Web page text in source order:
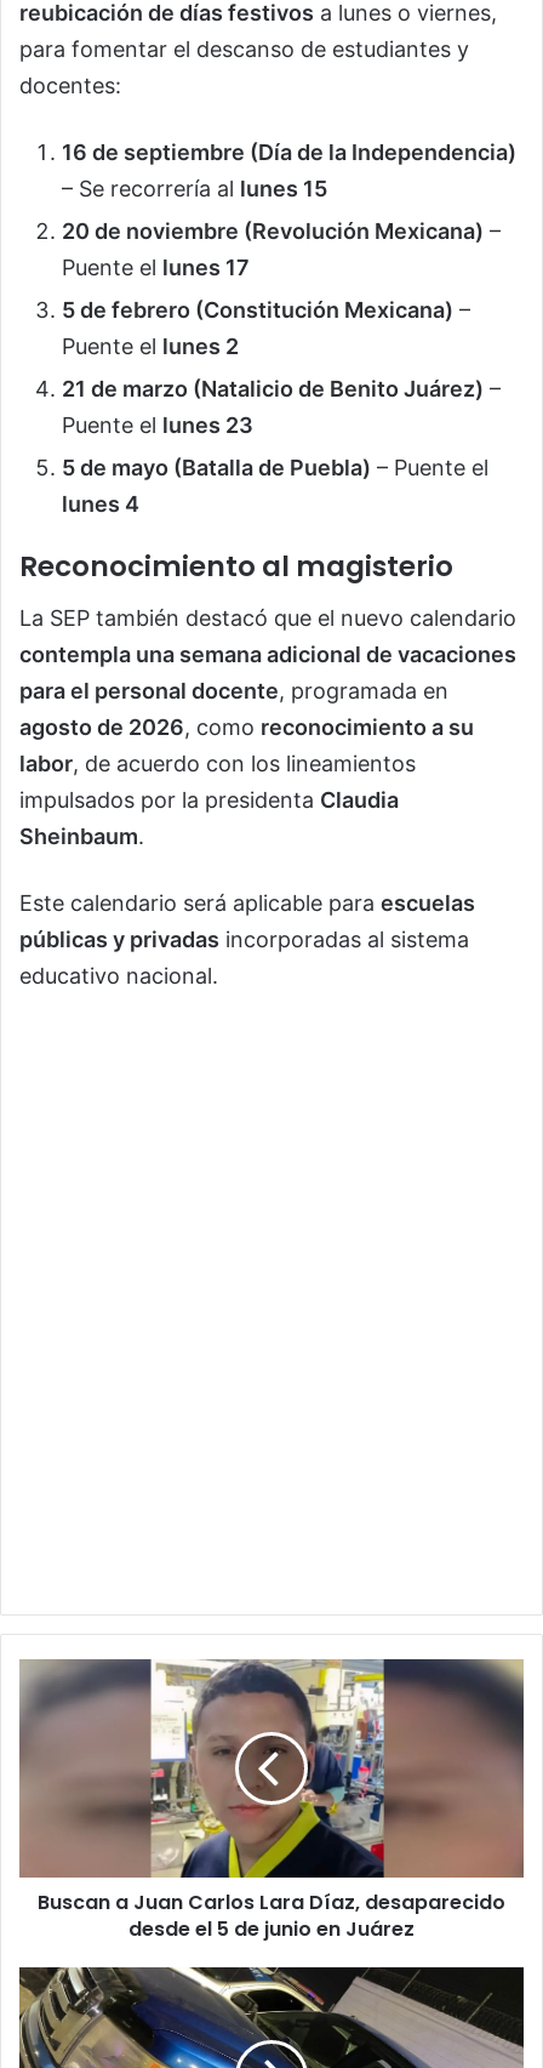
reubicación de días festivos a lunes o viernes,
para fomentar el descanso de estudiantes y
docentes:
16 de septiembre (Día de la Independencia)
– Se recorrería al lunes 15
20 de noviembre (Revolución Mexicana) –
Puente el lunes 17
5 de febrero (Constitución Mexicana) –
Puente el lunes 2
21 de marzo (Natalicio de Benito Juárez) –
Puente el lunes 23
5 de mayo (Batalla de Puebla) – Puente el
lunes 4
Reconocimiento al magisterio
La SEP también destacó que el nuevo calendario
contempla una semana adicional de vacaciones
para el personal docente, programada en
agosto de 2026, como reconocimiento a su
labor, de acuerdo con los lineamientos
impulsados por la presidenta Claudia
Sheinbaum.
Este calendario será aplicable para escuelas
públicas y privadas incorporadas al sistema
educativo nacional.
Buscan
Juan
desaparecido
el
en
Juárez
Buscan a Juan Carlos Lara Díaz, desaparecido
desde el 5 de junio en Juárez
No
hubo
secuestro:
menor